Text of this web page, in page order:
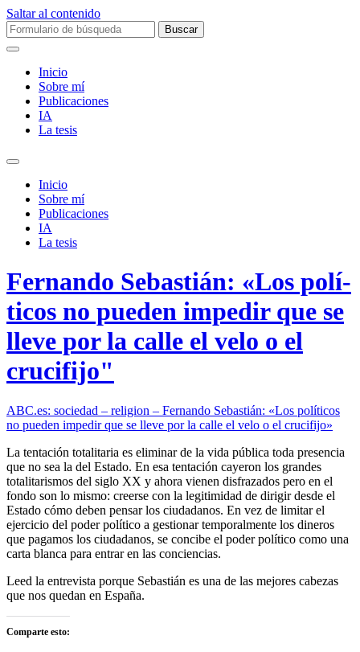
Saltar al contenido
Buscar:
Inicio
Sobre mí­
Publicaciones
IA
La tesis
Alternar
campo
búsqueda
Inicio
Sobre mí­
Publicaciones
IA
La tesis
Fernando Sebastián: «Los polí­
ticos no pueden impedir que se
lleve por la calle el velo o el
crucifijo"
ABC.es: sociedad – religion – Fernando Sebastián: «Los polí­ticos
no pueden impedir que se lleve por la calle el velo o el crucifijo»
La tentación totalitaria es eliminar de la vida pública toda presencia
que no sea la del Estado. En esa tentación cayeron los grandes
totalitarismos del siglo XX y ahora vienen disfrazados pero en el
fondo son lo mismo: creerse con la legitimidad de dirigir desde el
Estado cómo deben pensar los ciudadanos. En vez de limitar el
ejercicio del poder político a gestionar temporalmente los dineros
que pagamos los ciudadanos, se concibe el poder polí­tico como una
carta blanca para entrar en las conciencias.
Leed la entrevista porque Sebastián es una de las mejores cabezas
que nos quedan en España.
Comparte esto: